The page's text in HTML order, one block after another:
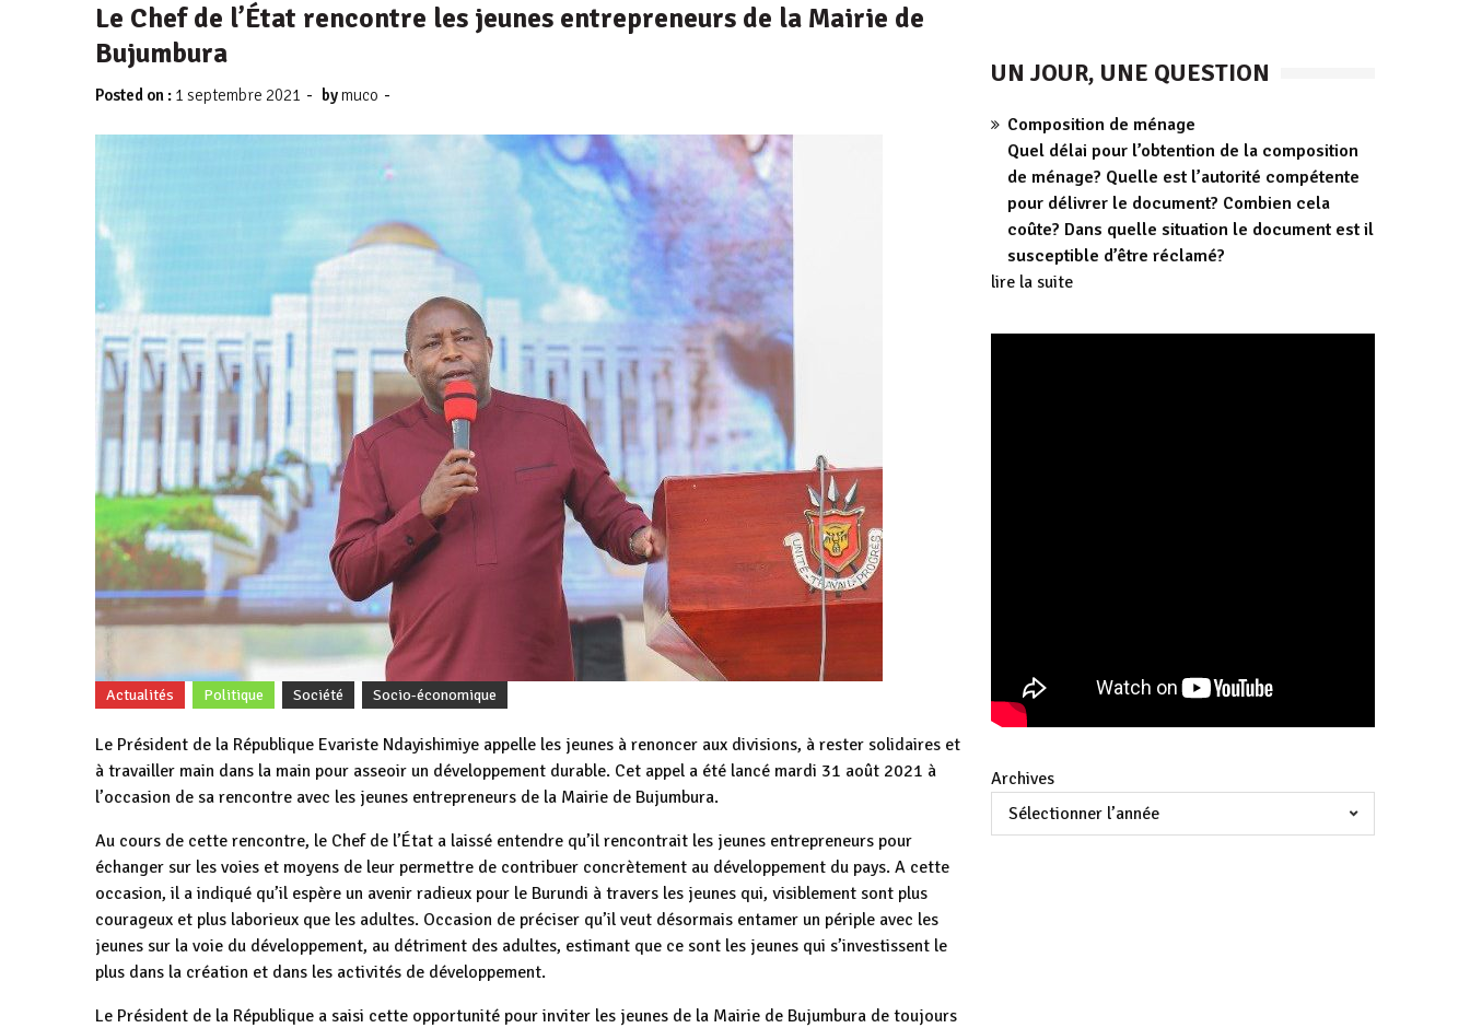
Le Chef de l’État rencontre les jeunes entrepreneurs de la Mairie de
Bujumbura
Posted on : 1 septembre 2021 - bymuco -
Actualités Politique Société Socio-économique
Le Président de la République Evariste Ndayishimiye appelle les jeunes à renoncer aux divisions, à rester solidaires et
à travailler main dans la main pour asseoir un développement durable. Cet appel a été lancé mardi 31 août 2021 à
l’occasion de sa rencontre avec les jeunes entrepreneurs de la Mairie de Bujumbura.
Au cours de cette rencontre, le Chef de l’État a laissé entendre qu’il rencontrait les jeunes entrepreneurs pour
échanger sur les voies et moyens de leur permettre de contribuer concrètement au développement du pays. A cette
occasion, il a indiqué qu’il espère un avenir radieux pour le Burundi à travers les jeunes qui, visiblement sont plus
courageux et plus laborieux que les adultes. Occasion de préciser qu’il veut désormais entamer un périple avec les
jeunes sur la voie du développement, au détriment des adultes, estimant que ce sont les jeunes qui s’investissent le
plus dans la création et dans les activités de développement.
Le Président de la République a saisi cette opportunité pour inviter les jeunes de la Mairie de Bujumbura de toujours
UN JOUR, UNE QUESTION
Composition de ménage
Quel délai pour l’obtention de la composition
de ménage? Quelle est l’autorité compétente
pour délivrer le document? Combien cela
coûte? Dans quelle situation le document est il
susceptible d’être réclamé?
lire la suite
Archives